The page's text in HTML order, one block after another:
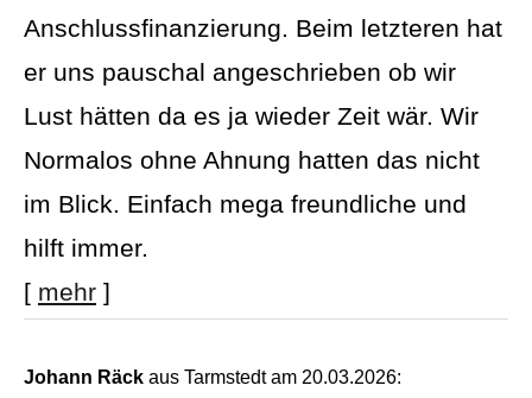
Anschlussfinanzierung. Beim letzteren hat
er uns pauschal angeschrieben ob wir
Lust hätten da es ja wieder Zeit wär. Wir
Normalos ohne Ahnung hatten das nicht
im Blick. Einfach mega freundliche und
hilft immer.
[ mehr ]
Johann Räck aus Tarmstedt am 20.03.2026: